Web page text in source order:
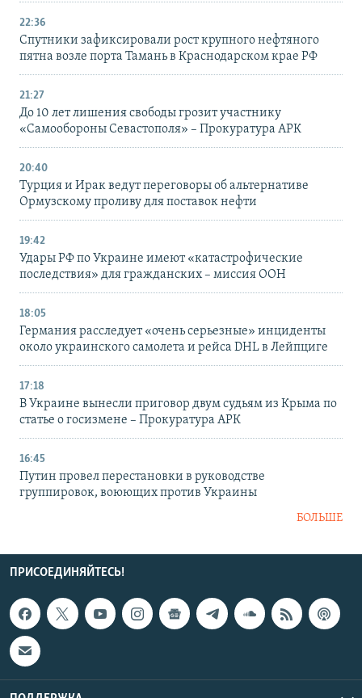
22:36
Спутники зафиксировали рост крупного нефтяного
пятна возле порта Тамань в Краснодарском крае РФ
21:27
До 10 лет лишения свободы грозит участнику
«Самообороны Севастополя» – Прокуратура АРК
20:40
Турция и Ирак ведут переговоры об альтернативе
Ормузскому проливу для поставок нефти
19:42
Удары РФ по Украине имеют «катастрофические
последствия» для гражданских – миссия ООН
18:05
Германия расследует «очень серьезные» инциденты
около украинского самолета и рейса DHL в Лейпциге
17:18
В Украине вынесли приговор двум судьям из Крыма по
статье о госизмене – Прокуратура АРК
16:45
Путин провел перестановки в руководстве
группировок, воюющих против Украины
БОЛЬШЕ
ПРИСОЕДИНЯЙТЕСЬ!